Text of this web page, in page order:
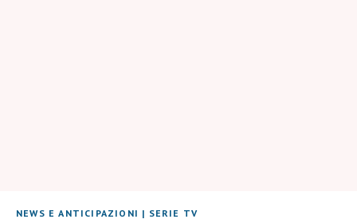
NEWS E ANTICIPAZIONI | SERIE TV